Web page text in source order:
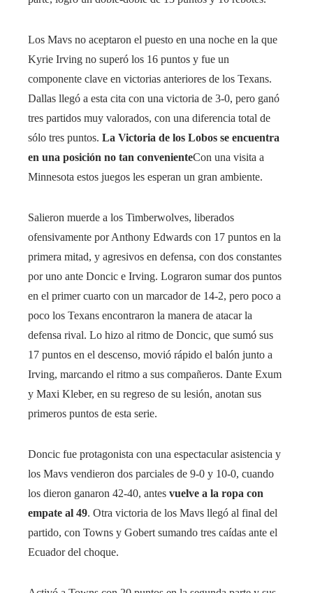
Los Mavs no aceptaron el puesto en una noche en la que
Kyrie Irving no superó los 16 puntos y fue un
componente clave en victorias anteriores de los Texans.
Dallas llegó a esta cita con una victoria de 3-0, pero ganó
tres partidos muy valorados, con una diferencia total de
sólo tres puntos. La Victoria de los Lobos se encuentra
en una posición no tan convenienteCon una visita a
Minnesota estos juegos les esperan un gran ambiente.
Salieron muerde a los Timberwolves, liberados
ofensivamente por Anthony Edwards con 17 puntos en la
primera mitad, y agresivos en defensa, con dos constantes
por uno ante Doncic e Irving. Lograron sumar dos puntos
en el primer cuarto con un marcador de 14-2, pero poco a
poco los Texans encontraron la manera de atacar la
defensa rival. Lo hizo al ritmo de Doncic, que sumó sus
17 puntos en el descenso, movió rápido el balón junto a
Irving, marcando el ritmo a sus compañeros. Dante Exum
y Maxi Kleber, en su regreso de su lesión, anotan sus
primeros puntos de esta serie.
Doncic fue protagonista con una espectacular asistencia y
los Mavs vendieron dos parciales de 9-0 y 10-0, cuando
los dieron ganaron 42-40, antes vuelve a la ropa con
empate al 49. Otra victoria de los Mavs llegó al final del
partido, con Towns y Gobert sumando tres caídas ante el
Ecuador del choque.